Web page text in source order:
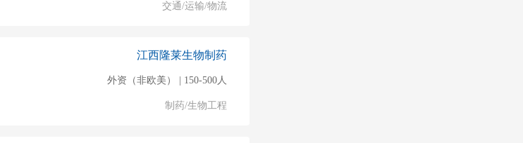
交通/运输/物流
江西隆莱生物制药
外资（非欧美） | 150-500人
制药/生物工程